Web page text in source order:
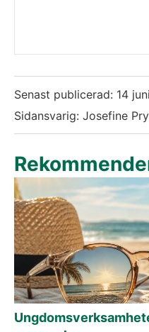
Senast publicerad: 14
Sidansvarig: Josefine